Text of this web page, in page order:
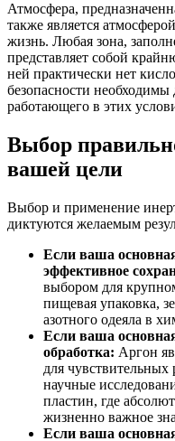
Атмосфера,
также является
жизнь. Любая зона,
представляет собой
ней практически нет
безопасности необходимы
работающего в этих
Выбор
вашей цели
Выбор и применение
диктуются желаемым
Если ваша
эффективное
выбором для
пищевая упаковка,
азотного одеяла в
Если ваша
обработка: Аргон
для чувствительных
научные
пластин, где
жизненно важное
Если ваша